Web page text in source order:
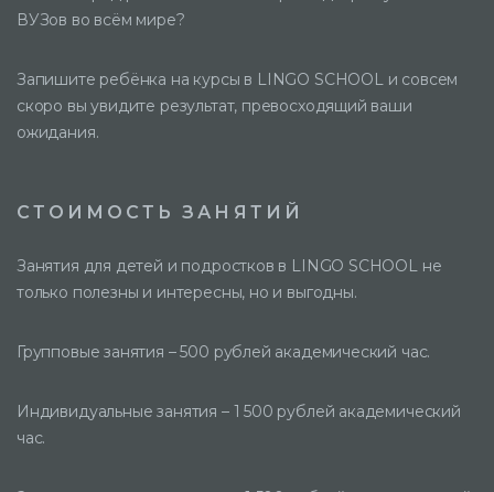
ВУЗов во всём мире?
Запишите ребёнка на курсы в LINGO SCHOOL и совсем
скоро вы увидите результат, превосходящий ваши
ожидания.
СТОИМОСТЬ ЗАНЯТИЙ
Занятия для детей и подростков в LINGO SCHOOL не
только полезны и интересны, но и выгодны.
Групповые занятия – 500 рублей академический час.
Индивидуальные занятия – 1 500 рублей академический
час.